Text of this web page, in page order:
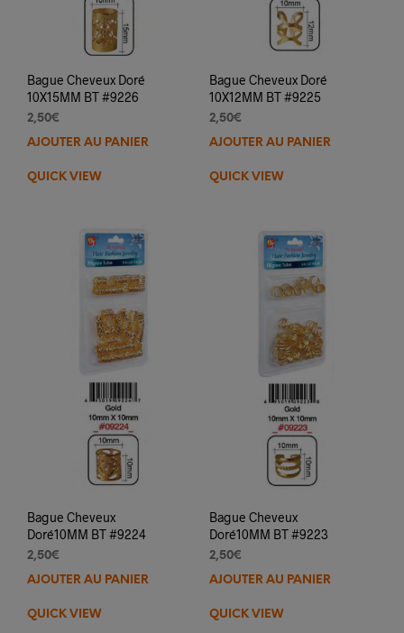
Bague Cheveux Doré
10X15MM BT #9226
2,50€
AJOUTER AU PANIER
QUICK VIEW
Bague Cheveux Doré
10X12MM BT #9225
2,50€
AJOUTER AU PANIER
QUICK VIEW
Bague Cheveux
Doré10MM BT #9224
2,50€
AJOUTER AU PANIER
QUICK VIEW
Bague Cheveux
Doré10MM BT #9223
2,50€
AJOUTER AU PANIER
QUICK VIEW